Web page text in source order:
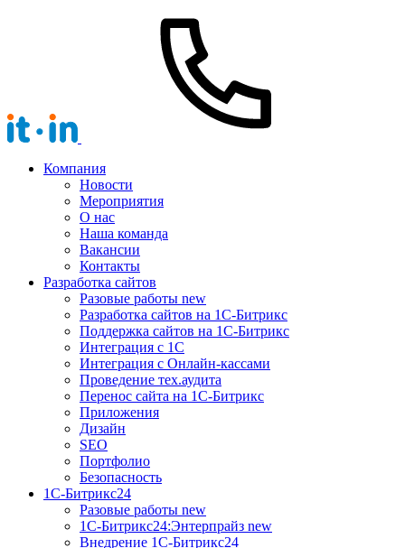
Компания
Новости
Мероприятия
О нас
Наша команда
Вакансии
Контакты
Разработка сайтов
Разовые работы new
Разработка сайтов на 1С-Битрикс
Поддержка сайтов на 1С-Битрикс
Интеграция с 1С
Интеграция с Онлайн-кассами
Проведение тех.аудита
Перенос сайта на 1С-Битрикс
Приложения
Дизайн
SEO
Портфолио
Безопасность
1C-Битрикс24
Разовые работы new
1С-Битрикс24:Энтерпрайз new
Внедрение 1C-Битрикс24